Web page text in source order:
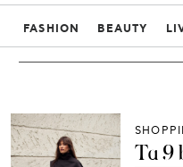
FASHION BEAUTY
Τα 9